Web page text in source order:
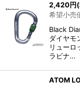
2,420円
希望小売
Black
ダイヤモ
リューロ
ラビナ…
ATOM